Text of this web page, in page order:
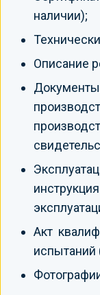
наличии);
Описание
Акт
испытаний